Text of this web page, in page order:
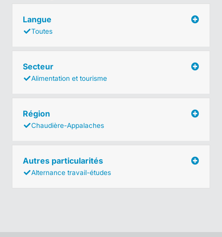
Langue
Toutes
Secteur
Alimentation et tourisme
Région
Chaudière-Appalaches
Autres particularités
Alternance travail-études